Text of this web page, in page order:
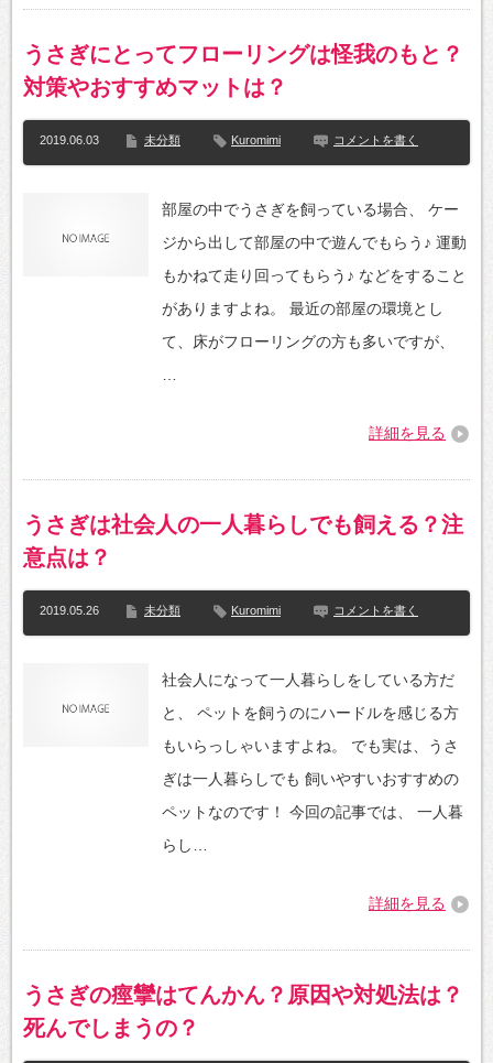
うさぎにとってフローリングは怪我のもと？
対策やおすすめマットは？
2019.06.03 未分類 Kuromimi コメントを書く
部屋の中でうさぎを飼っている場合、 ケー
ジから出して部屋の中で遊んでもらう♪ 運動
もかねて走り回ってもらう♪ などをすること
がありますよね。 最近の部屋の環境とし
て、床がフローリングの方も多いですが、
…
詳細を見る
うさぎは社会人の一人暮らしでも飼える？注
意点は？
2019.05.26 未分類 Kuromimi コメントを書く
社会人になって一人暮らしをしている方だ
と、 ペットを飼うのにハードルを感じる方
もいらっしゃいますよね。 でも実は、うさ
ぎは一人暮らしでも 飼いやすいおすすめの
ペットなのです！ 今回の記事では、 一人暮
らし…
詳細を見る
うさぎの痙攣はてんかん？原因や対処法は？
死んでしまうの？